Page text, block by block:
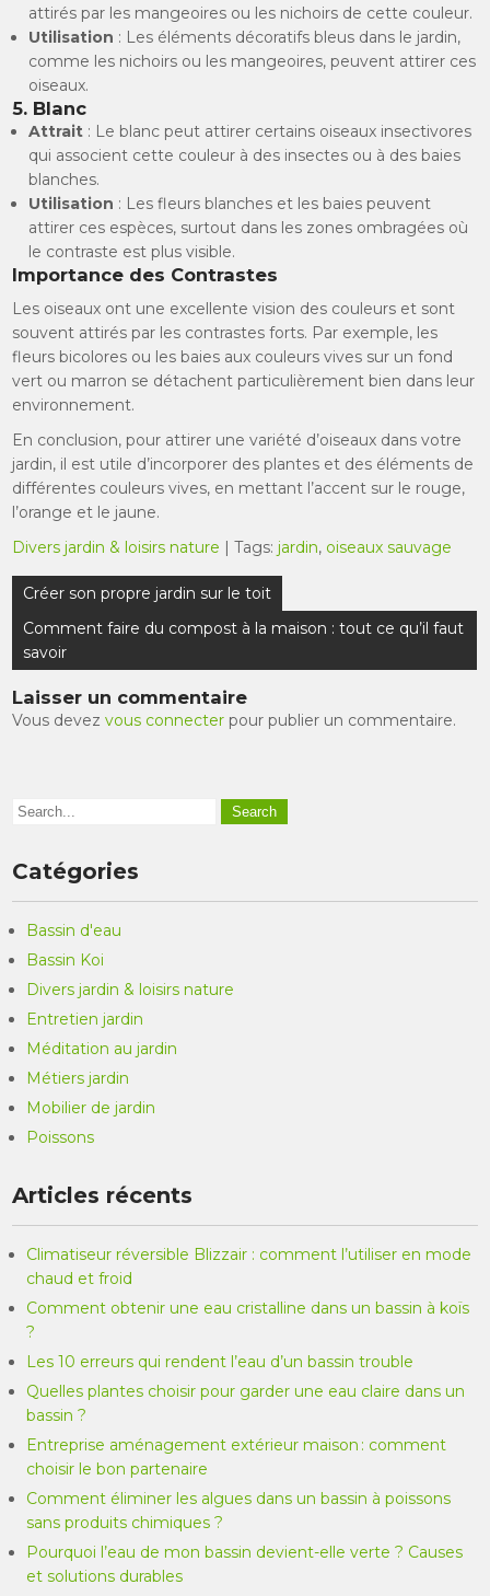
attirés par les mangeoires ou les nichoirs de cette couleur.
Utilisation : Les éléments décoratifs bleus dans le jardin,
comme les nichoirs ou les mangeoires, peuvent attirer ces
oiseaux.
5. Blanc
Attrait : Le blanc peut attirer certains oiseaux insectivores
qui associent cette couleur à des insectes ou à des baies
blanches.
Utilisation : Les fleurs blanches et les baies peuvent
attirer ces espèces, surtout dans les zones ombragées où
le contraste est plus visible.
Importance des Contrastes
Les oiseaux ont une excellente vision des couleurs et sont
souvent attirés par les contrastes forts. Par exemple, les
fleurs bicolores ou les baies aux couleurs vives sur un fond
vert ou marron se détachent particulièrement bien dans leur
environnement.
En conclusion, pour attirer une variété d’oiseaux dans votre
jardin, il est utile d’incorporer des plantes et des éléments de
différentes couleurs vives, en mettant l’accent sur le rouge,
l’orange et le jaune.
Divers jardin & loisirs nature | Tags: jardin, oiseaux sauvage
Navigation
de
l’article
Créer son propre jardin sur le toit
Comment faire du compost à la maison : tout ce qu’il faut
savoir
Laisser un commentaire
Vous devezvous connecter pour publier un commentaire.
Catégories
Bassin d'eau
Bassin Koi
Divers jardin & loisirs nature
Entretien jardin
Méditation au jardin
Métiers jardin
Mobilier de jardin
Poissons
Articles récents
Climatiseur réversible Blizzair : comment l’utiliser en mode
chaud et froid
Comment obtenir une eau cristalline dans un bassin à koïs
?
Les 10 erreurs qui rendent l’eau d’un bassin trouble
Quelles plantes choisir pour garder une eau claire dans un
bassin ?
Entreprise aménagement extérieur maison : comment
choisir le bon partenaire
Comment éliminer les algues dans un bassin à poissons
sans produits chimiques ?
Pourquoi l’eau de mon bassin devient-elle verte ? Causes
et solutions durables